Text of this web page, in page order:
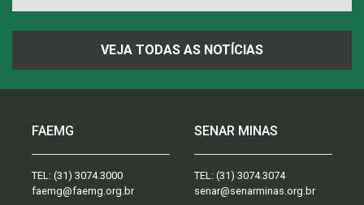
VEJA TODAS AS NOTÍCIAS
FAEMG
TEL: (31) 3074.3000
faemg@faemg.org.br
SENAR MINAS
TEL: (31) 3074.3074
senar@senarminas.org.br